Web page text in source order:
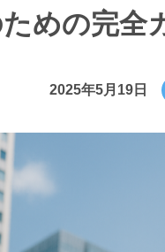
めの完全
2025年5月19日